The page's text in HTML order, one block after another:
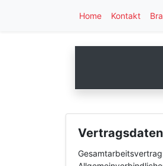
Home Kontakt
Vertragsdaten